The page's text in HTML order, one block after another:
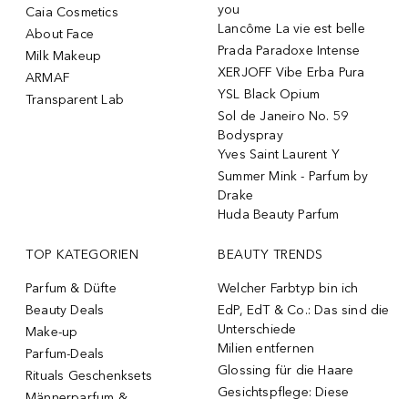
Caia Cosmetics
About Face
Milk Makeup
ARMAF
Transparent Lab
you
Lancôme La vie est belle
Prada Paradoxe Intense
XERJOFF Vibe Erba Pura
YSL Black Opium
Sol de Janeiro No. 59
Bodyspray
Yves Saint Laurent Y
Summer Mink - Parfum by
Drake
Huda Beauty Parfum
TOP KATEGORIEN
Parfum & Düfte
Beauty Deals
Make-up
Parfum-Deals
Rituals Geschenksets
BEAUTY TRENDS
Welcher Farbtyp bin ich
EdP, EdT & Co.: Das sind die
Unterschiede
Milien entfernen
Glossing für die Haare
Gesichtspflege: Diese